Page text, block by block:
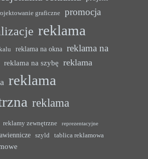
graficzne
promocja
reklama
reklama na okna reklama na
reklama na szybę reklama
reklama
reklama
reklamy zewnętrzne reprezentacyjne
szyld tablica reklamowa